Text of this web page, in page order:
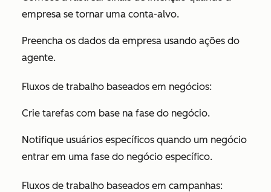
empresa se tornar uma conta-alvo.
Preencha os dados da empresa usando ações do
agente.
Fluxos de trabalho baseados em negócios:
Crie tarefas com base na fase do negócio.
Notifique usuários específicos quando um negócio
entrar em uma fase do negócio específico.
Fluxos de trabalho baseados em campanhas: